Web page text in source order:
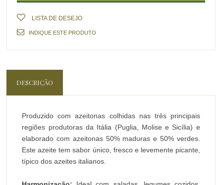
LISTA DE DESEJO
INDIQUE ESTE PRODUTO
DESCRIÇÃO
Produzido com azeitonas colhidas nas três principais
regiões produtoras da Itália (Puglia, Molise e Sicília) e
elaborado com azeitonas 50% maduras e 50% verdes.
Este azeite tem sabor único, fresco e levemente picante,
típico dos azeites italianos.